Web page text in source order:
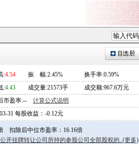
:4.54 振 幅:2.45%
换手率:0.59%
:4.43 成交量:21573手
成交额:967.6万元
市盈率:--
计算公式说明
31 每股收益：-0.12元
扣除后中位市盈率：16.16倍
开挂牌转让公司所持的参股公司全部股权的..(更多)